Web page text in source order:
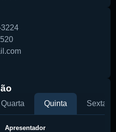
rádio favorita:
rádio
Quarta Quinta Sexta
Apresentador